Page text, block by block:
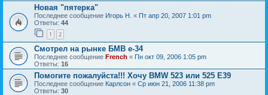
Новая "пятерка"
Последнее сообщение Игорь Н. « Пт апр 20, 2007 1:01 pm
Ответы: 44
1 2
Смотрел на рынке БМВ е-34
Последнее сообщение French « Пн окт 09, 2006 1:05 pm
Ответы: 16
Помогите пожалуйста!!! Хочу BMW 523 или 525 E39
Последнее сообщение Карлсон « Ср июн 21, 2006 11:38 pm
Ответы: 30